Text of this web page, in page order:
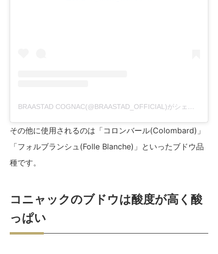
BRAASTAD COGNAC(@BRAASTAD_OFFICIAL)がシェアした投稿
その他に使用されるのは「コロンバール(Colombard)」
「フォルブランシュ(Folle Blanche)」といったブドウ品
種です。
コニャックのブドウは酸度が高く酸
っぱい